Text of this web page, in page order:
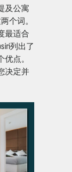
及公寓
个词。
最适合
列出了
点。
决定并